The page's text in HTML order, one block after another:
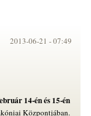
2013-06-21 -07:49
14-én és 15-én
Központjában.